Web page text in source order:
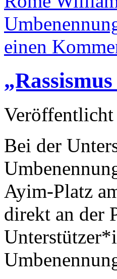
einen
Veröffentlicht
Bei der
Ayim-Platz
direkt an der